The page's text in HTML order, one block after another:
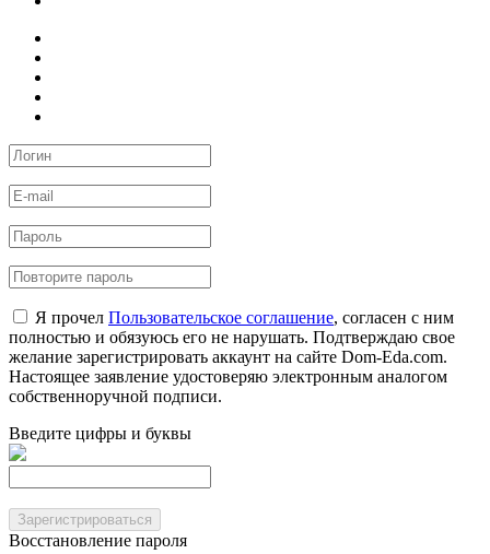
Я прочел Пользовательское соглашение, согласен с ним
полностью и обязуюсь его не нарушать. Подтверждаю свое
желание зарегистрировать аккаунт на сайте Dom-Eda.com.
Настоящее заявление удостоверяю электронным аналогом
собственноручной подписи.
Введите цифры и буквы
Зарегистрироваться
Восстановление пароля